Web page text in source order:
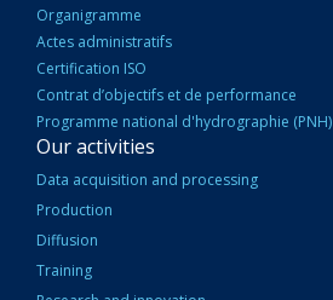
Organigramme
Actes administratifs
Certification ISO
Contrat d’objectifs et de performance
Programme national d'hydrographie (PNH)
Our activities
Data acquisition and processing
Production
Diffusion
Training